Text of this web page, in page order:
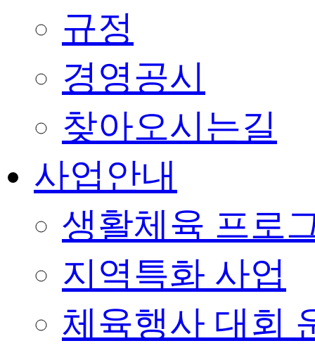
규정
경영공시
찾아오시는길
사업안내
생활체육 프로
지역특화 사업
체육행사 대회